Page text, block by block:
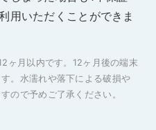
用いただくことができま
ヶ月以内です。12ヶ月後の端末
。水濡れや落下による破損や
ので予めご了承ください。